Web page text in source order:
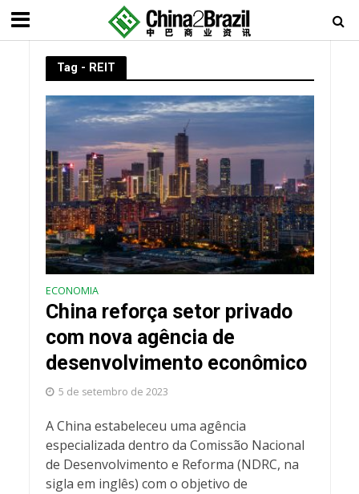
Tag - REIT
ECONOMIA
China reforça setor privado
com nova agência de
desenvolvimento econômico
5 de setembro de 2023
A China estabeleceu uma agência
especializada dentro da Comissão Nacional
de Desenvolvimento e Reforma (NDRC, na
sigla em inglês) com o objetivo de